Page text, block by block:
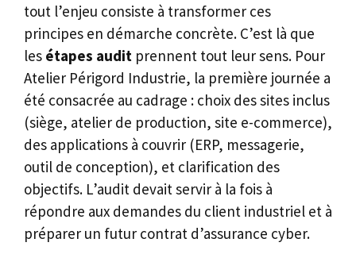
tout l’enjeu consiste à transformer ces
principes en démarche concrète. C’est là que
les étapes audit prennent tout leur sens. Pour
Atelier Périgord Industrie, la première journée a
été consacrée au cadrage : choix des sites inclus
(siège, atelier de production, site e-commerce),
des applications à couvrir (ERP, messagerie,
outil de conception), et clarification des
objectifs. L’audit devait servir à la fois à
répondre aux demandes du client industriel et à
préparer un futur contrat d’assurance cyber.